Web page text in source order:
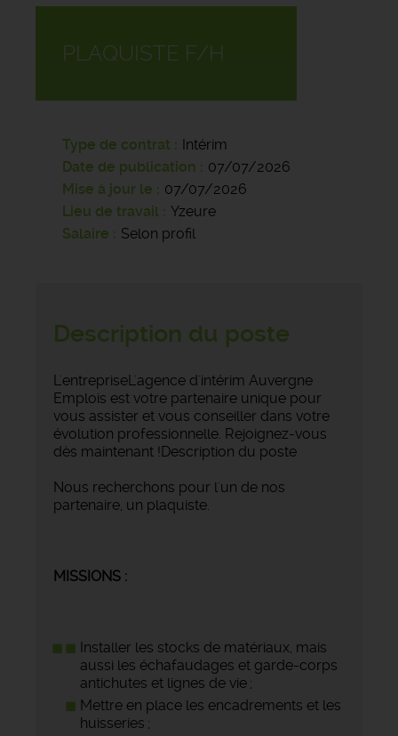
PLAQUISTE F/H
Type de contrat
Intérim
Date de publication
07/07/2026
Mise à jour le
07/07/2026
Lieu de travail
Yzeure
Salaire
Selon profil
Description du poste
L'entrepriseL'agence d'intérim Auvergne
Emplois est votre partenaire unique pour
vous assister et vous conseiller dans votre
évolution professionnelle. Rejoignez-vous
dès maintenant !Description du poste
Nous recherchons pour l'un de nos
partenaire, un plaquiste.
MISSIONS :
Installer les stocks de matériaux, mais
aussi les échafaudages et garde-corps
antichutes et lignes de vie ;
Mettre en place les encadrements et les
huisseries ;